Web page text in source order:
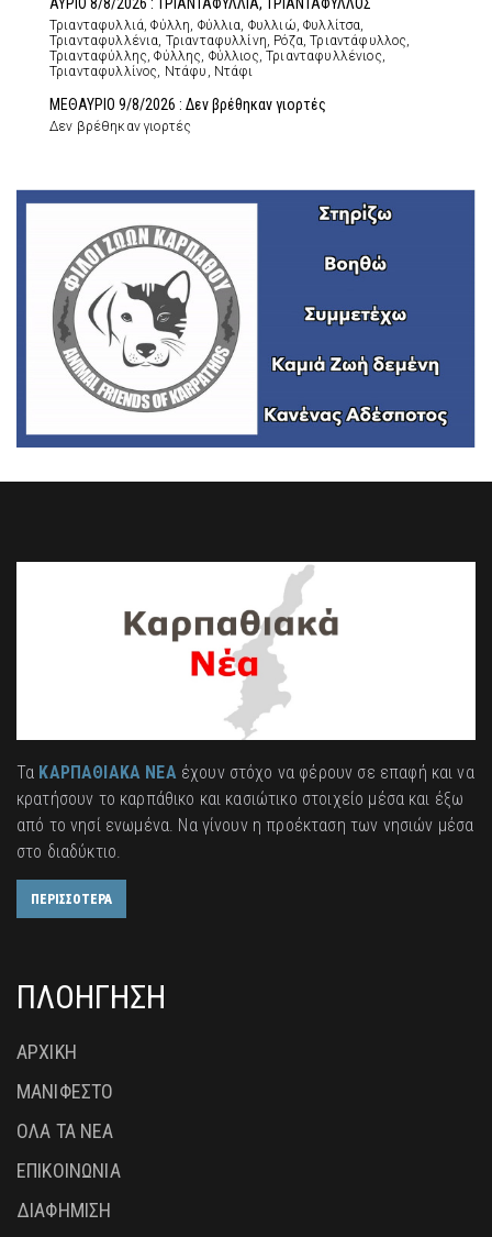
Τριανταφυλλιά, Φύλλη, Φύλλια, Φυλλιώ, Φυλλίτσα,
Τριανταφυλλένια, Τριανταφυλλίνη, Ρόζα, Τριαντάφυλλος,
Τριανταφύλλης, Φύλλης, Φύλλιος, Τριανταφυλλένιος,
Τριανταφυλλίνος, Ντάφυ, Ντάφι
ΜΕΘΑΥΡΙΟ 9/8/2026 : Δεν βρέθηκαν γιορτές
Δεν βρέθηκαν γιορτές
Τα ΚΑΡΠΑΘΙΑΚΑ ΝΕΑέχουν στόχο να φέρουν σε επαφή και να
κρατήσουν το καρπάθικο και κασιώτικο στοιχείο μέσα και έξω
από το νησί ενωμένα. Να γίνουν η προέκταση των νησιών μέσα
στο διαδύκτιο.
ΠΕΡΙΣΣΟΤΕΡΑ
ΠΛΟΗΓΗΣΗ
ΑΡΧΙΚΗ
ΜΑΝΙΦΕΣΤΟ
ΟΛΑ ΤΑ ΝΕΑ
ΕΠΙΚΟΙΝΩΝΙΑ
ΔΙΑΦΗΜΙΣΗ